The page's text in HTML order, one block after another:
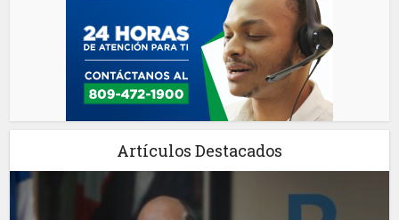
Artículos Destacados